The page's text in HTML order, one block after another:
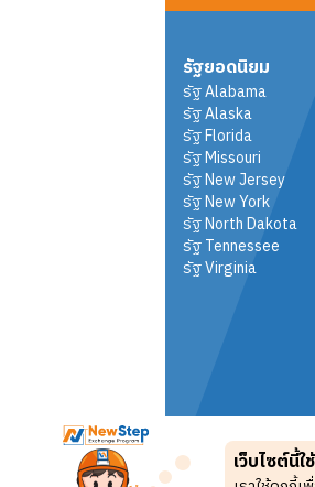
เว็บไซต์นี้
รัฐยอดนิยม
รัฐAlabama
รัฐAlaska
รัฐFlorida
รัฐMissouri
รัฐNew Jersey
รัฐNew York
รัฐNorth Dakota
รัฐTennessee
รัฐVirginia